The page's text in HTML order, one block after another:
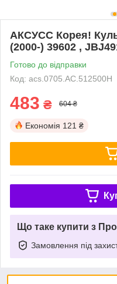
AКСУСС Корея!
(2000-) 39602 ,
Готово до відправки
Код: асs.0705.AC.512500H
483 ₴ 604 ₴
Економія 121 ₴
Що таке купити з
Замовлення під